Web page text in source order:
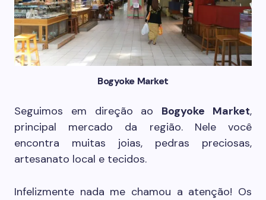
Bogyoke Market
Seguimos em direção ao Bogyoke Market,
principal mercado da região. Nele você
encontra muitas joias, pedras preciosas,
artesanato local e tecidos.
Infelizmente nada me chamou a atenção! Os